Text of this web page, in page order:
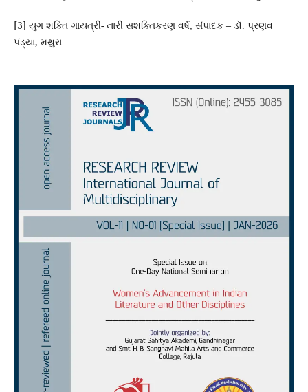
[3] યુગ શક્તિ ગાયત્રી- નારી સશક્તિકરણ વર્ષ, સંપાદક – ડૉ. પ્રણવ
પંડ્યા, મથુરા